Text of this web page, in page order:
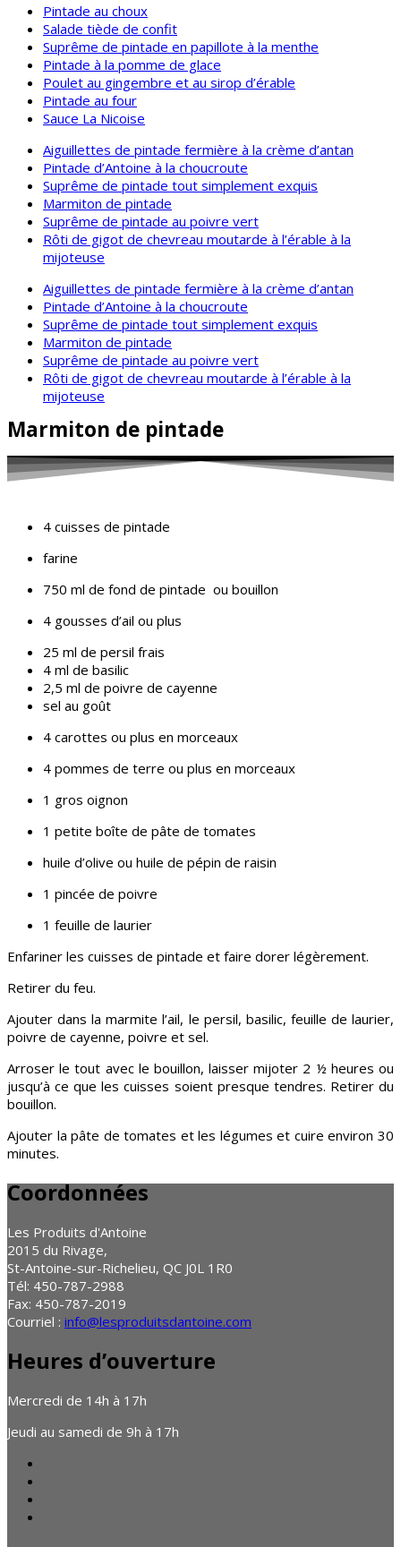
Pintade au choux
Salade tiède de confit
Suprême de pintade en papillote à la menthe
Pintade à la pomme de glace
Poulet au gingembre et au sirop d’érable
Pintade au four
Sauce La Nicoise
Aiguillettes de pintade fermière à la crème d’antan
Pintade d’Antoine à la choucroute
Suprême de pintade tout simplement exquis
Marmiton de pintade
Suprême de pintade au poivre vert
Rôti de gigot de chevreau moutarde à l’érable à la
mijoteuse
Aiguillettes de pintade fermière à la crème d’antan
Pintade d’Antoine à la choucroute
Suprême de pintade tout simplement exquis
Marmiton de pintade
Suprême de pintade au poivre vert
Rôti de gigot de chevreau moutarde à l’érable à la
mijoteuse
Marmiton de pintade
4 cuisses de pintade
farine
750 ml de fond de pintade ou bouillon
4 gousses d’ail ou plus
25 ml de persil frais
4 ml de basilic
2,5 ml de poivre de cayenne
sel au goût
4 carottes ou plus en morceaux
4 pommes de terre ou plus en morceaux
1 gros oignon
1 petite boîte de pâte de tomates
huile d’olive ou huile de pépin de raisin
1 pincée de poivre
1 feuille de laurier
Enfariner les cuisses de pintade et faire dorer légèrement.
Retirer du feu.
Ajouter dans la marmite l’ail, le persil, basilic, feuille de laurier,
poivre de cayenne, poivre et sel.
Arroser le tout avec le bouillon, laisser mijoter 2 ½ heures ou
jusqu’à ce que les cuisses soient presque tendres. Retirer du
bouillon.
Ajouter la pâte de tomates et les légumes et cuire environ 30
minutes.
Coordonnées
Les Produits d'Antoine
2015 du Rivage,
St-Antoine-sur-Richelieu, QC J0L 1R0
Tél: 450-787-2988
Fax: 450-787-2019
Courriel : info@lesproduitsdantoine.com
Heures d’ouverture
Mercredi de 14h à 17h
Jeudi au samedi de 9h à 17h